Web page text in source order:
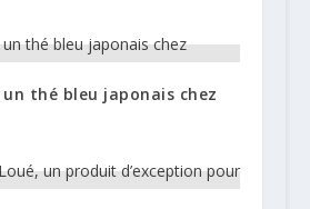
thé bleu japonais chez